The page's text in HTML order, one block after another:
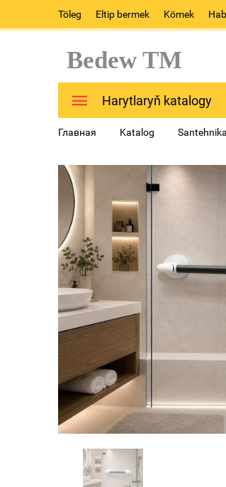
Töleg Eltip bermek Kömek
Bedew TM
Harytlaryň katalogy
Главная Katalog Santehnika